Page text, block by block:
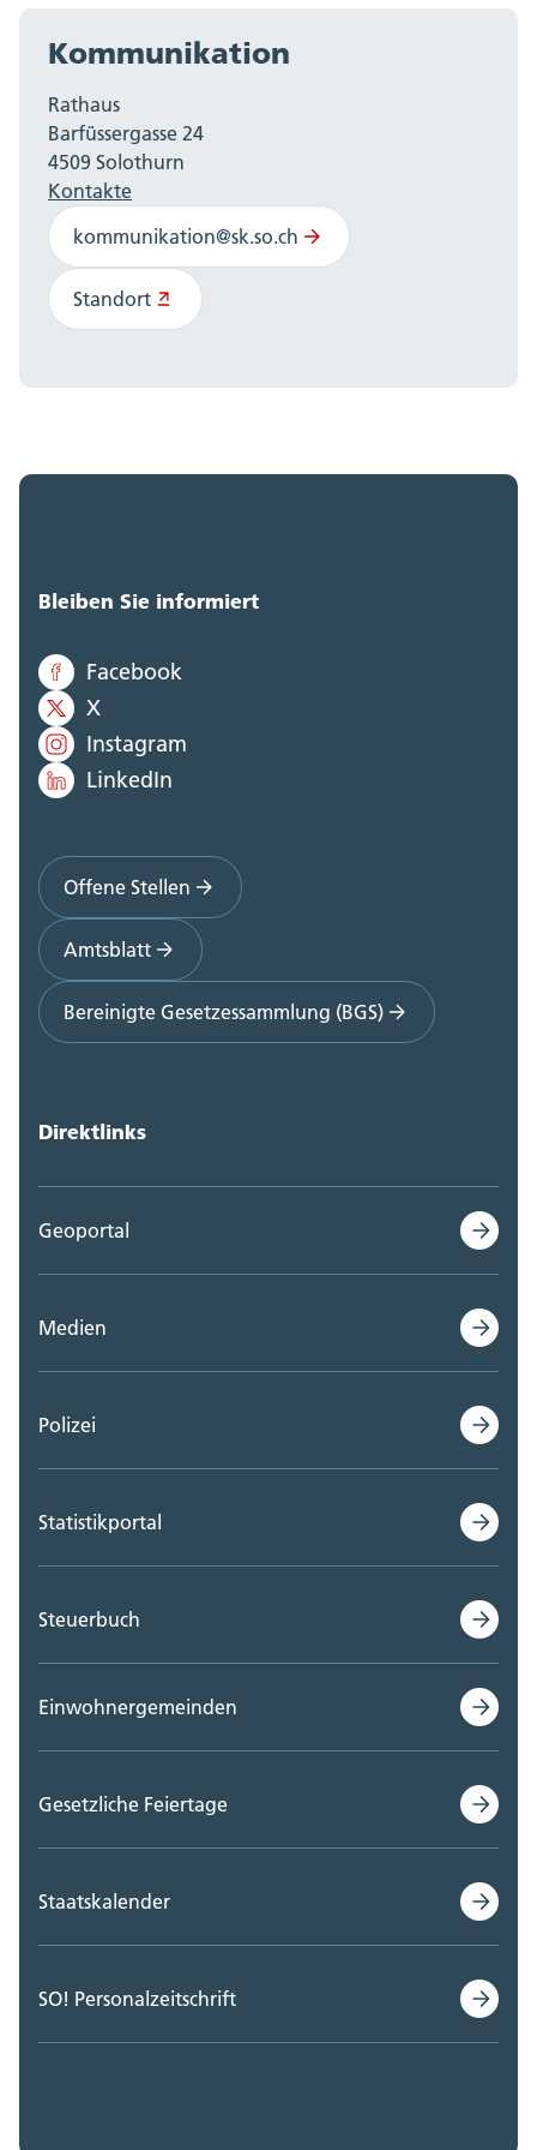
Kommunikation
Rathaus
Barfüssergasse 24
4509 Solothurn
Kontakte
kommunikation@sk.so.ch
Standort
Bleiben Sie informiert
Facebook
X
Instagram
LinkedIn
Offene Stellen
Amtsblatt
Bereinigte Gesetzessammlung (BGS)
Direktlinks
Geoportal
Medien
Polizei
Statistikportal
Steuerbuch
Einwohnergemeinden
Gesetzliche Feiertage
Staatskalender
SO! Personalzeitschrift